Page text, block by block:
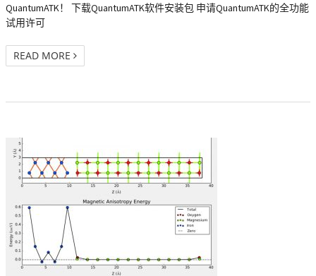
QuantumATK！ 下载QuantumATK软件安装包 申请QuantumATK的全功能
试用许可
READ MORE